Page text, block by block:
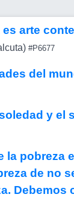
arte
#P6677
del
y el
la pobreza
de no
Debemos